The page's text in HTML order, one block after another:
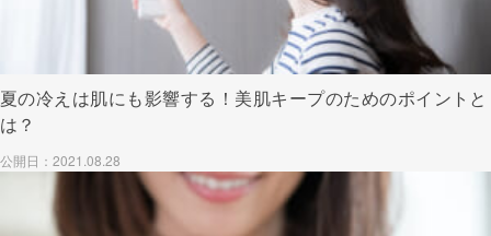
夏の冷えは肌にも影響する！美肌キープのためのポイントと
は？
公開日：2021.08.28